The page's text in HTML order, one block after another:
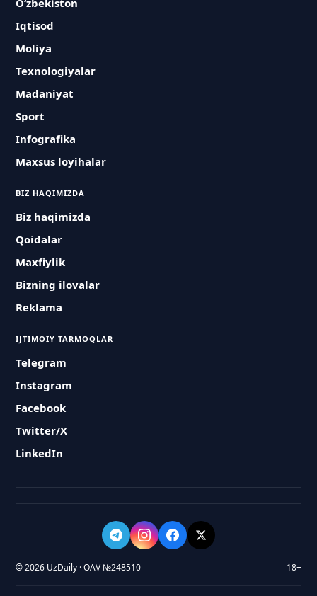
O‘zbekiston
Iqtisod
Moliya
Texnologiyalar
Madaniyat
Sport
Infografika
Maxsus loyihalar
BIZ HAQIMIZDA
Biz haqimizda
Qoidalar
Maxfiylik
Bizning ilovalar
Reklama
IJTIMOIY TARMOQLAR
Telegram
Instagram
Facebook
Twitter/X
LinkedIn
© 2026 UzDaily · OAV №248510 18+